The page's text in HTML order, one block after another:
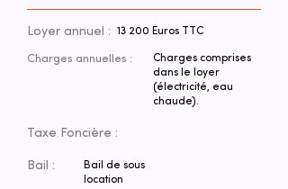
Loyer annuel : 13 200 Euros TTC
Charges annuelles :
Charges comprises
dans le loyer
(électricité, eau
chaude).
Taxe Foncière :
Bail :
Bail de sous
location